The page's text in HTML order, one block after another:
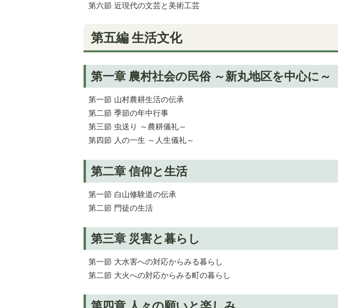
第六節 近現代の文芸と美術工芸
第五編 生活文化
第一章 農村社会の民俗 ～新丸地区を中心に～
第一節 山村農耕生活の伝承
第二節 季節の年中行事
第三節 虫送り ～農耕儀礼～
第四節 人の一生 ～人生儀礼～
第二章 信仰と生活
第一節 白山修験道の伝承
第二節 門徒の生活
第三章 災害と暮らし
第一節 大水害への対応からみる暮らし
第二節 大火への対応からみる町の暮らし